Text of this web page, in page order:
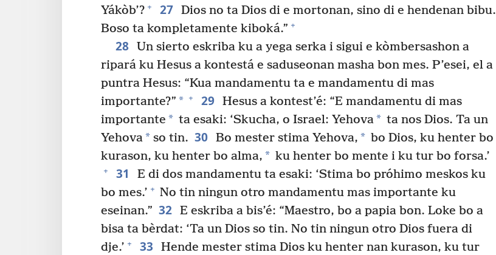
Yákòb’? + 27 Dios no ta Dios di e mortonan, sino di e hendenan bibu.
Boso ta kompletamente kiboká.” +
28 Un sierto eskriba ku a yega serka i sigui e kòmbersashon a
ripará ku Hesus a kontestá e saduseonan masha bon mes. P’esei, el a
puntra Hesus: “Kua mandamentu ta e mandamentu di mas
importante?” * + 29 Hesus a kontest’é: “E mandamentu di mas
importante * ta esaki: ‘Skucha, o Israel: Yehova* ta nos Dios. Ta un
Yehova* so tin. 30 Bo mester stima Yehova, * bo Dios, ku henter bo
kurason, ku henter bo alma, * ku henter bo mente i ku tur bo forsa.’
+ 31
E di dos mandamentu ta esaki: ‘Stima bo próhimo meskos ku
bo mes.’ + No tin ningun otro mandamentu mas importante ku
eseinan.” 32 E eskriba a bis’é: “Maestro, bo a papia bon. Loke bo a
bisa ta bèrdat: ‘Ta un Dios so tin. No tin ningun otro Dios fuera di
dje.’ + 33
Hende mester stima Dios ku henter nan kurason, ku tur